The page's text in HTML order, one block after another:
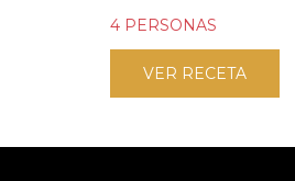
4 PERSONAS
VER RECETA